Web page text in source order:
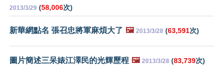
2013/3/29 (58,006次)
新華網點名 張召忠將軍麻煩大了 🖼️ 2013/3/28 (63,591次)
圖片簡述三呆婊江澤民的光輝歷程 🖼️ 2013/3/28 (83,739次)